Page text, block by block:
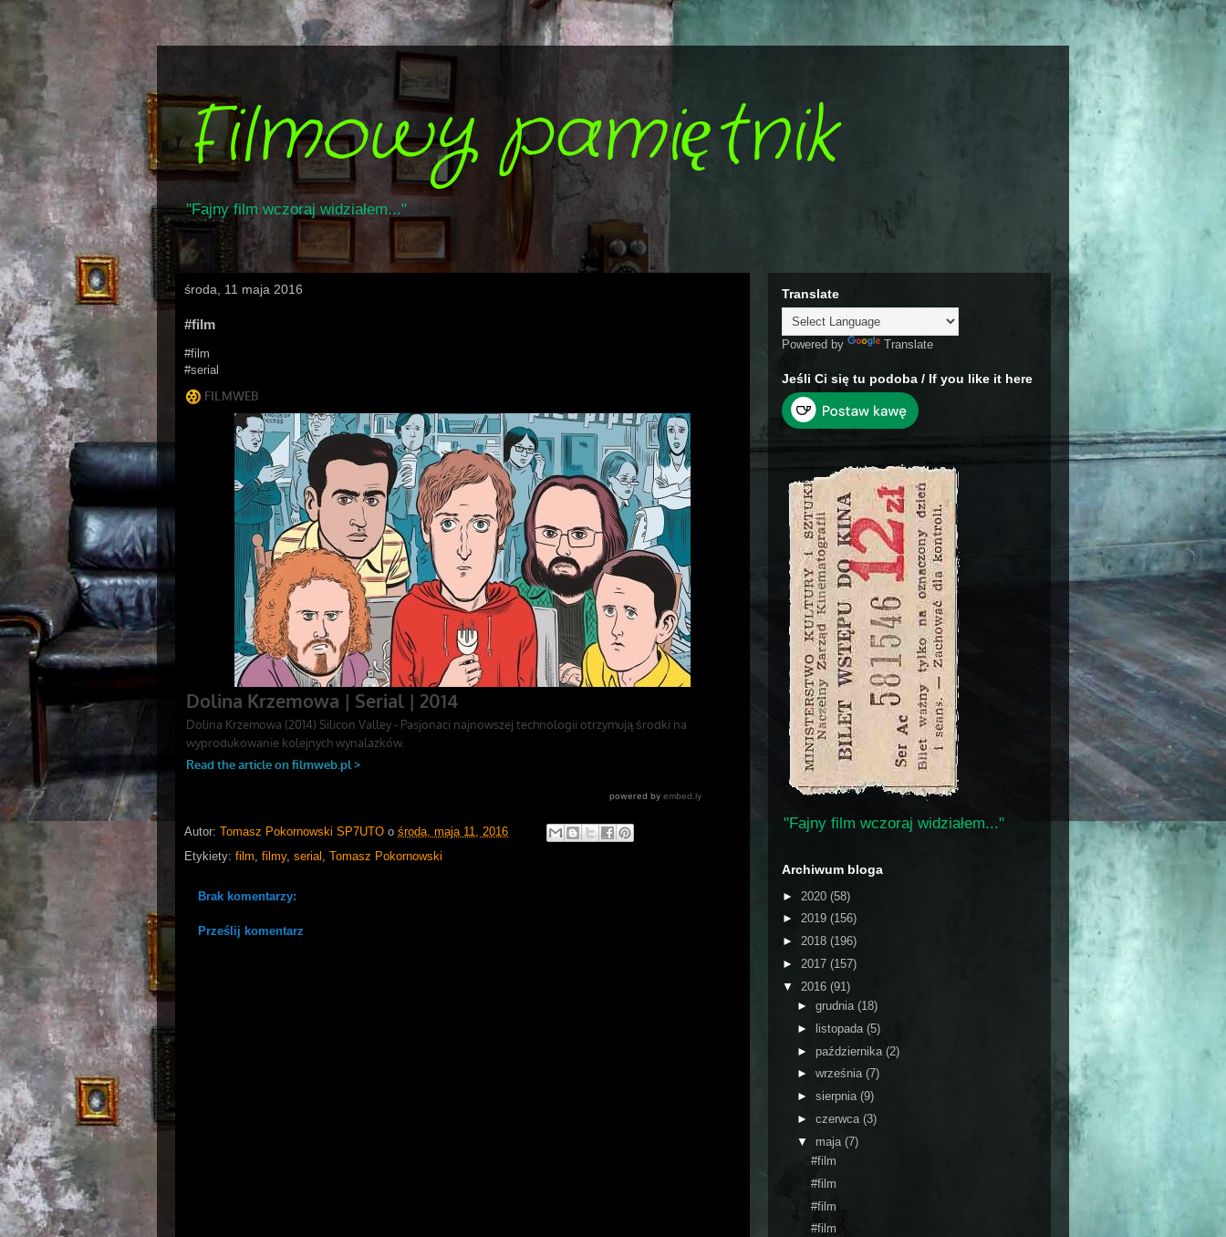
Filmowy pamiętnik
"Fajny film wczoraj widziałem..."
środa, 11 maja 2016
#film
#film
#serial
Autor: Tomasz Pokornowski SP7UTO o środa, maja 11, 2016
Etykiety: film, filmy, serial , Tomasz Pokornowski
Brak komentarzy:
Prześlij komentarz
Translate
Powered by Translate
Jeśli Ci się tu podoba / If you like it here
"Fajny film wczoraj widziałem..."
Archiwum bloga
► 2020 (58)
► 2019 (156)
► 2018 (196)
► 2017 (157)
▼ 2016 (91)
► grudnia (18)
►
listopada (5)
► października (2)
► września (7)
► sierpnia (9)
► czerwca (3)
▼ maja (7)
#film
#film
#film
#film